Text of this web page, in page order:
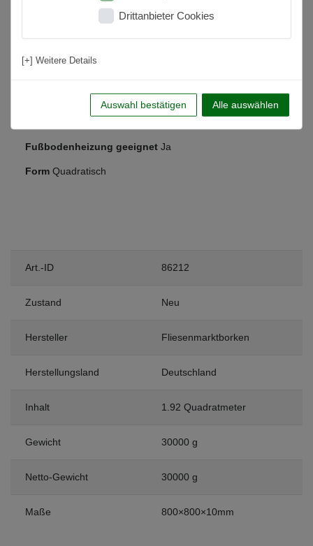
Feinsteinzeug
Nutzungsbereich
Boden & Wand
Fußbodenheizung geeignet Ja
Form Quadratisch
Art.-ID 86212
Zustand Neu
Hersteller Fliesenmarktborken
Herstellungsland Deutschland
Inhalt 1.92 Quadratmeter
Gewicht 30000 g
Netto-Gewicht 30000 g
Maße 800×800×10mm
Drittanbieter Cookies
[+] Weitere Details
Auswahl bestätigen Alle auswählen